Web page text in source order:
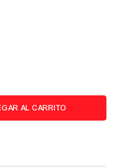
AL CARRITO